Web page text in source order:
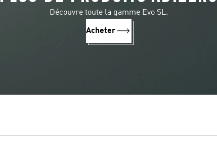
Découvre toute la gamme Evo SL.
Acheter